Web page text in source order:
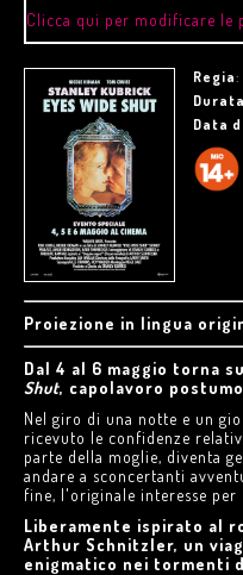
Clicca qui per modificare le
Regia:
Durata
Data
Proiezione in lingua
Dal 4 al 6 maggio torna
Shut, capolavoro
Nel giro di una notte e un
ricevuto le confidenze
parte della moglie, diventa
andare a sconcertanti
fine, l'originale interesse per
Liberamente ispirato al
Arthur Schnitzler, un
enigmatico nei tormenti